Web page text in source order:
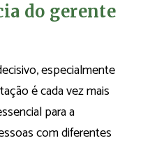
do gerente
especialmente
é cada vez mais
para a
com diferentes